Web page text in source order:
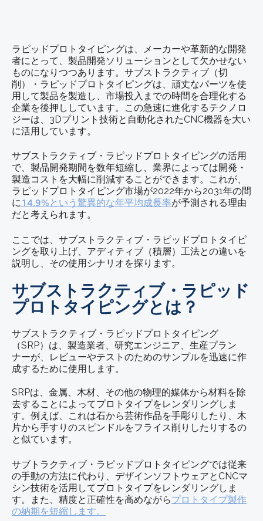
ラピッドプロトタイピングは、メーカーや革新的な開発
者にとって、製品開発ソリューションとして欠かせない
ものになりつつあります。サブストラクティブ（切
削）・ラピッドプロトタイピングは、頑丈なパーツを使
用して製品を製造し、市場投入までの時間を合理化する
企業を後押ししています。この急速に進化するテクノロ
ジーは、3Dプリント技術と自動化されたCNC機器を大い
に活用しています。
サブストラクティブ・ラピッドプロトタイピングの活用
で、製品開発期間を数年短縮し、業界によっては開発・
製造コストを大幅に削減することができます。これが、
ラピッドプロトタイピング市場が2022年から2031年の間
に14.9% という驚異的な年平均成長率が予測される理由
だと考えられます。
ここでは、サブストラクティブ・ラピッドプロトタイピ
ングを取り上げ、アディティブ（積層）工法との違いを
説明し、その使用シナリオを探ります。
サブストラクティブ・ラピッド
プロトタイピングとは？
サブストラクティブ・ラピッドプロトタイピング
（SRP）は、製造業者、研究エンジニア、生産プラン
ナーが、レビューやテストのためのサンプルを迅速に作
成するために使用します。
SRPは、金属、木材、その他の物理的媒体から材料を除
去することによってプロトタイプをレンダリングしま
す。例えば、これは石から芸術作品を手彫りしたり、木
片から手すりのスピンドルをフライス削りしたりするの
と似ています。
サブトラクティブ・ラピッドプロトタイピングでは従来
の手動の方法に代わり、デザインソフトウェアとCNCマ
シン技術を活用してプロトタイプをレンダリングしま
す。また、精度と正確性を高めながらプロトタイプ製作
の納期を短縮します。